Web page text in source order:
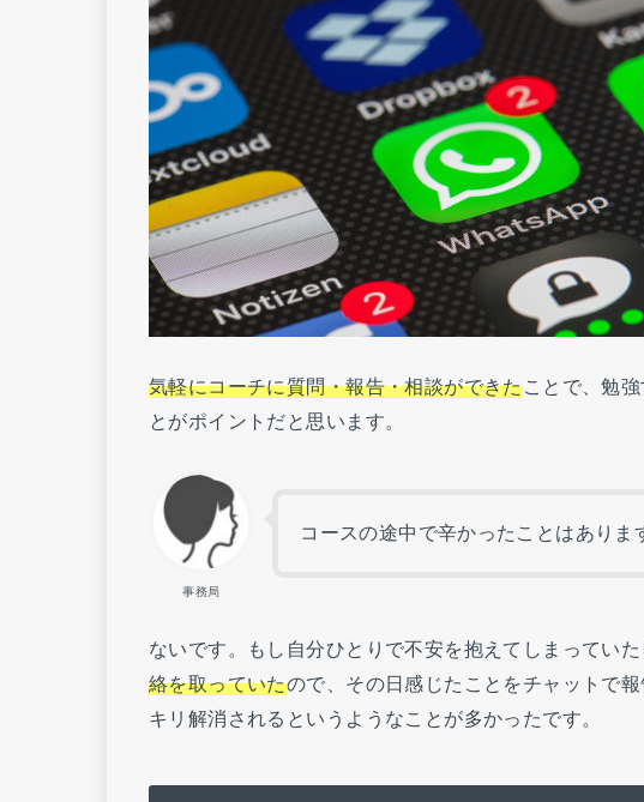
気軽にコーチに質問・報告・相談ができたことで、勉
とがポイントだと思います。
事務局
コースの途中で辛かったことはありま
ないです。もし自分ひとりで不安を抱えてしまってい
絡を取っていたので、その日感じたことをチャットで
キリ解消されるというようなことが多かったです。